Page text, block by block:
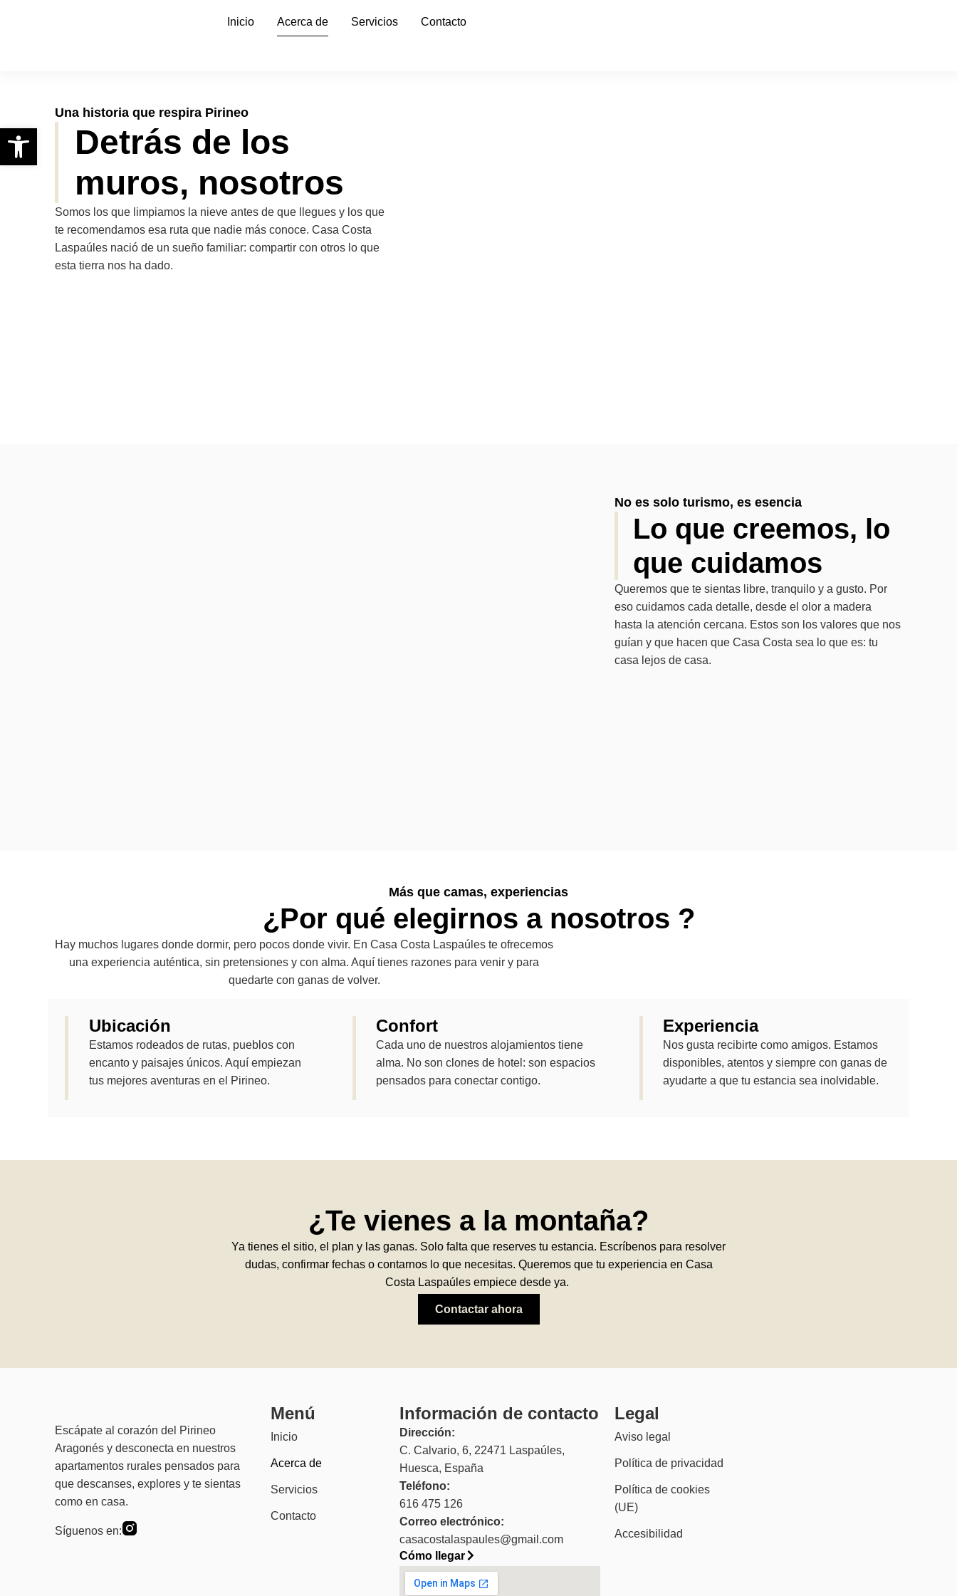
Abrir barra de herramientas
Inicio Acerca de Servicios Contacto
Una historia que respira Pirineo
Detrás de los
muros, nosotros
Somos los que limpiamos la nieve antes de que llegues y los que
te recomendamos esa ruta que nadie más conoce. Casa Costa
Laspaúles nació de un sueño familiar: compartir con otros lo que
esta tierra nos ha dado.
No es solo turismo, es esencia
Lo que creemos, lo
que cuidamos
Queremos que te sientas libre, tranquilo y a gusto. Por
eso cuidamos cada detalle, desde el olor a madera
hasta la atención cercana. Estos son los valores que nos
guían y que hacen que Casa Costa sea lo que es: tu
casa lejos de casa.
Más que camas, experiencias
¿Por qué elegirnos a nosotros ?
Hay muchos lugares donde dormir, pero pocos donde vivir. En Casa Costa Laspaúles te ofrecemos
una experiencia auténtica, sin pretensiones y con alma. Aquí tienes razones para venir y para
quedarte con ganas de volver.
Ubicación
Estamos rodeados de rutas, pueblos con
encanto y paisajes únicos. Aquí empiezan
tus mejores aventuras en el Pirineo.
Confort
Cada uno de nuestros alojamientos tiene
alma. No son clones de hotel: son espacios
pensados para conectar contigo.
Experiencia
Nos gusta recibirte como amigos. Estamos
disponibles, atentos y siempre con ganas de
ayudarte a que tu estancia sea inolvidable.
¿Te vienes a la montaña?
Ya tienes el sitio, el plan y las ganas. Solo falta que reserves tu estancia. Escríbenos para resolver
dudas, confirmar fechas o contarnos lo que necesitas. Queremos que tu experiencia en Casa
Costa Laspaúles empiece desde ya.
Contactar ahora
Escápate al corazón del Pirineo
Aragonés y desconecta en nuestros
apartamentos rurales pensados para
que descanses, explores y te sientas
como en casa.
Síguenos en:
Menú
Inicio
Acerca de
Servicios
Contacto
Información de contacto
Dirección:
C. Calvario, 6, 22471 Laspaúles,
Huesca, España
Teléfono:
616 475 126
Correo electrónico:
casacostalaspaules@gmail.com
Cómo llegar
Legal
Aviso legal
Política de privacidad
Política de cookies
(UE)
Accesibilidad